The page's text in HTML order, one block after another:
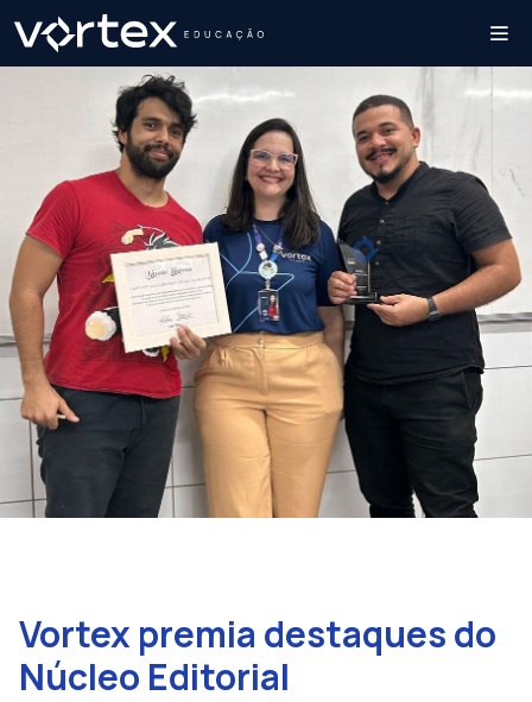
Vortex premia destaques do
Núcleo Editorial